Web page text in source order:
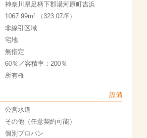
神奈川県足柄下郡湯河原町吉浜
1067.99m2（323.07坪）
非線引区域
宅地
無指定
60％／容積率：200％
所有権
設備
公営水道
その他（任意契約可能）
個別プロパン